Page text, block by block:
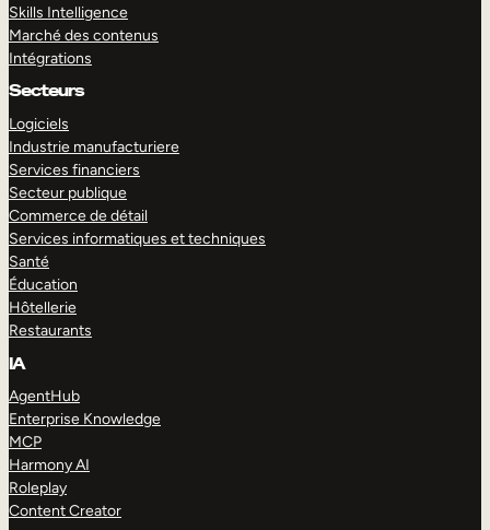
Skills Intelligence
Marché des contenus
Intégrations
Secteurs
Logiciels
Industrie manufacturiere
Services financiers
Secteur publique
Commerce de détail
Services informatiques et techniques
Santé
Éducation
Hôtellerie
Restaurants
IA
AgentHub
Enterprise Knowledge
MCP
Harmony AI
Roleplay
Content Creator